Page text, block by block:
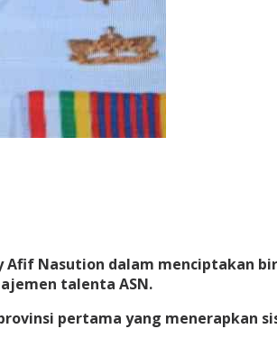
Afif Nasution dalam menciptakan
talenta ASN.
pertama yang menerapkan